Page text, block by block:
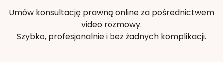
Umów konsultację prawną online za pośrednictwem
video rozmowy.
Szybko, profesjonalnie i bez żadnych komplikacji.